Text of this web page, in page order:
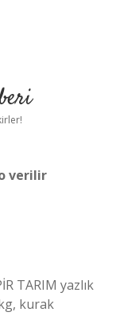
verilir
TARIM yazlık
kurak